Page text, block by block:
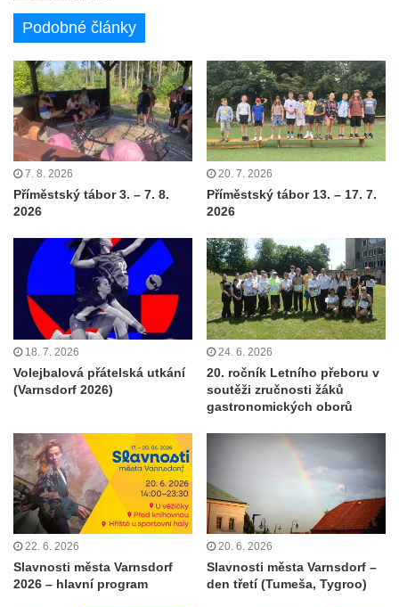
Podobné články
7. 8. 2026
Příměstský tábor 3. – 7. 8.
2026
20. 7. 2026
Příměstský tábor 13. – 17. 7.
2026
18. 7. 2026
Volejbalová přátelská utkání
(Varnsdorf 2026)
24. 6. 2026
20. ročník Letního přeboru v
soutěži zručnosti žáků
gastronomických oborů
22. 6. 2026
Slavnosti města Varnsdorf
2026 – hlavní program
20. 6. 2026
Slavnosti města Varnsdorf –
den třetí (Tumeša, Tygroo)